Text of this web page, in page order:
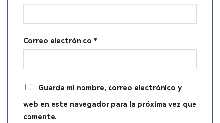
Correo electrónico *
Guarda mi nombre, correo electrónico y
web en este navegador para la próxima vez que
comente.